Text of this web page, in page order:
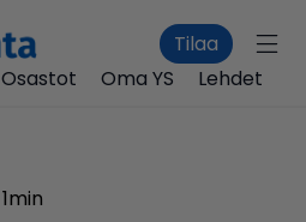
Tilaa
Osastot Oma YS Lehdet
1min